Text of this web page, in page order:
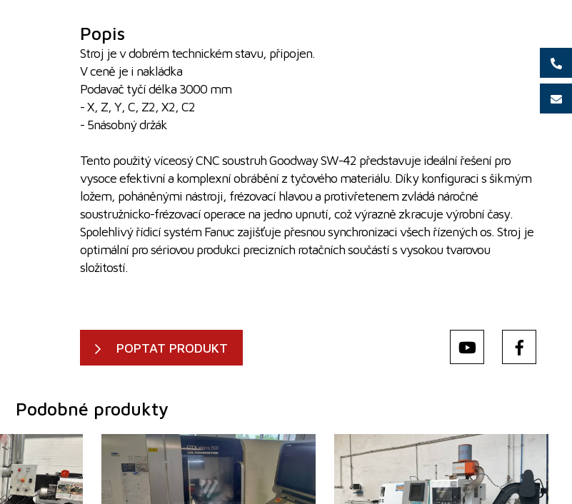
Popis
Stroj je v dobrém technickém stavu, připojen.
V ceně je i nakládka
Podavač tyčí délka 3000 mm
- X, Z, Y, C, Z2, X2, C2
- 5násobný držák
Tento použitý víceosý CNC soustruh Goodway SW-42 představuje ideální řešení pro
vysoce efektivní a komplexní obrábění z tyčového materiálu. Díky konfiguraci s šikmým
ložem, poháněnými nástroji, frézovací hlavou a protivřetenem zvládá náročné
soustružnicko-frézovací operace na jedno upnutí, což výrazně zkracuje výrobní časy.
Spolehlivý řídicí systém Fanuc zajišťuje přesnou synchronizaci všech řízených os. Stroj je
optimální pro sériovou produkci precizních rotačních součástí s vysokou tvarovou
složitostí.
POPTAT PRODUKT
Podobné produkty
2015
ano
Series 0i
376 mm
760 mm
Rok výroby:
2008
Řídící systém
ano
Řídící systém Siemens
Sinumerik 840D
Točný průměr
500 mm
Rok výroby:
2020
Řídící systém
ano
Řídící systém Fanuc
0i-TF
Točný průměr
235 mm
Točná délka
600 mm